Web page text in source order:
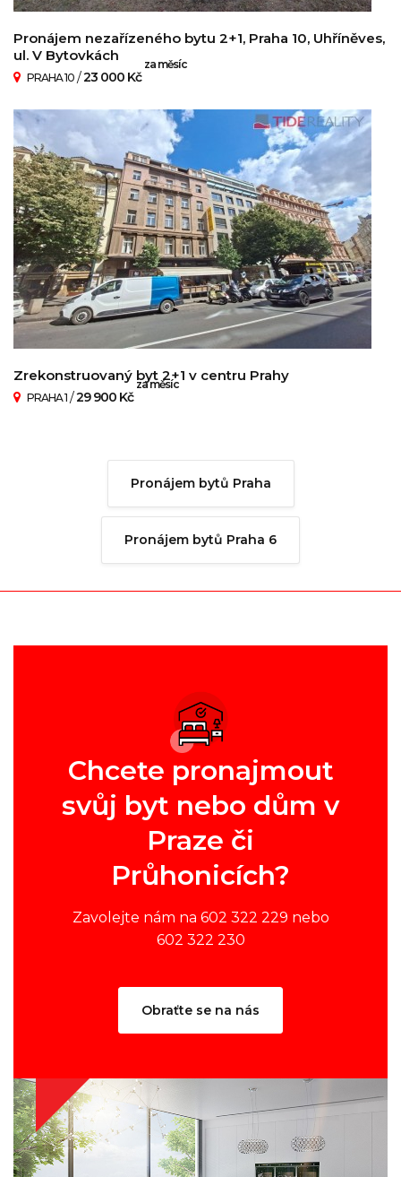
Pronájem nezařízeného bytu 2+1, Praha 10, Uhříněves,
ul. V Bytovkách
PRAHA 10 /23 000 Kč
za měsíc
Zrekonstruovaný byt 2+1 v centru Prahy
PRAHA 1 /29 900 Kč
za měsíc
Pronájem bytů Praha
Pronájem bytů Praha 6
Chcete pronajmout
svůj byt nebo dům v
Praze či
Průhonicích?
Zavolejte nám na 602 322 229 nebo
602 322 230
Obraťte se na nás